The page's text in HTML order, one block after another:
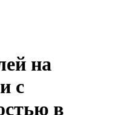
на
с
в